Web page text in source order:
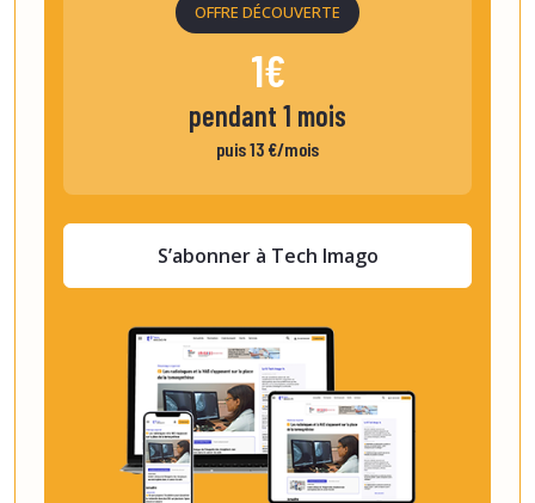
OFFRE DÉCOUVERTE
1€
pendant 1 mois
puis 13 €/mois
S’abonner à Tech Imago